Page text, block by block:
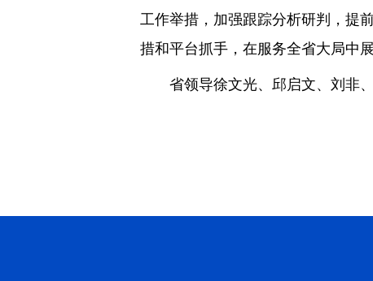
工作举措，加强跟踪分析研判，提
措和平台抓手，在服务全省大局中
省领导徐文光、邱启文、刘非、